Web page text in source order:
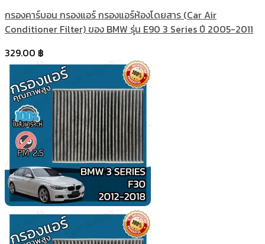
กรองคาร์บอน กรองแอร์ กรองแอร์ห้องโดยสาร (Car Air
Conditioner Filter) ของ BMW รุ่น E90 3 Series ปี 2005-2011
329.00 ฿